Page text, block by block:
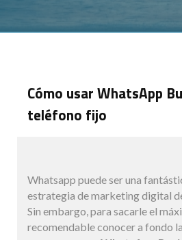
Cómo usar WhatsApp
teléfono fijo
Whatsapp puede ser una
estrategia de marketing digital
Sin embargo, para sacarle el
recomendable conocer a fondo